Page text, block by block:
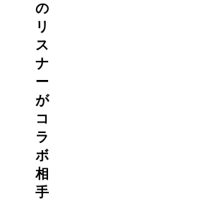
の
リ
ス
ナ
ー
が
コ
ラ
ボ
相
手